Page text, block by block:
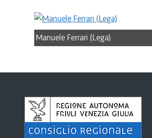
Manuele Ferrari (Lega)